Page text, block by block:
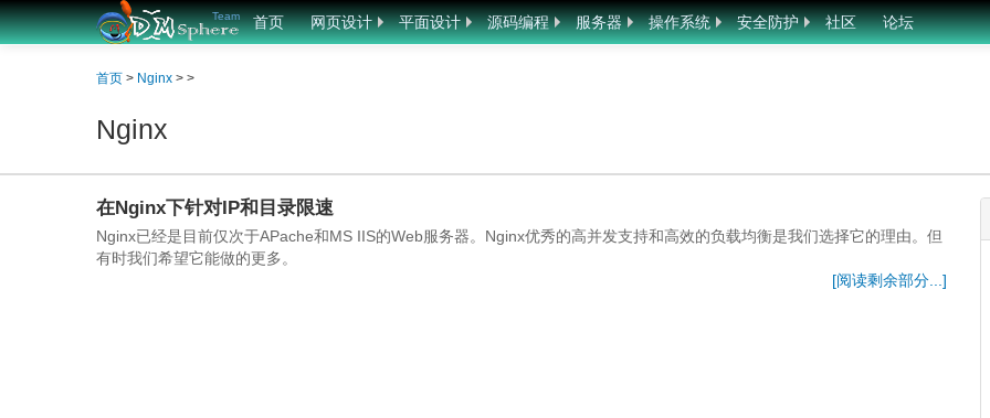
Team 首页 网页设计 平面设计 源码编程 服务器 操作系统 安全防护 社区 论坛
首页 > Nginx > >
Nginx
在Nginx下针对IP和目录限速
Nginx已经是目前仅次于APache和MS IIS的Web服务器。Nginx优秀的高并发支持和高效的负载均衡是我们选择它的理由。但
有时我们希望它能做的更多。
[阅读剩余部分...]